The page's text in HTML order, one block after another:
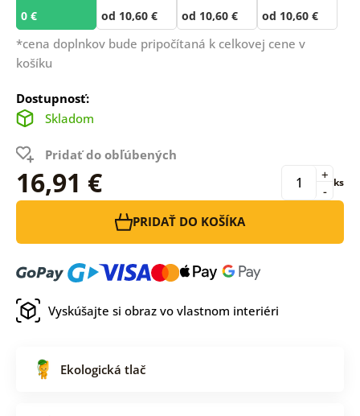
0 € od 10,60 € od 10,60 € od 10,60 €
*cena doplnkov bude pripočítaná k celkovej cene v
košíku
Dostupnosť:
Skladom
Pridať do obľúbených
16,91 € -
+ ks
PRIDAŤ DO KOŠÍKA
Vyskúšajte si obraz vo vlastnom interiéri
Ekologická tlač